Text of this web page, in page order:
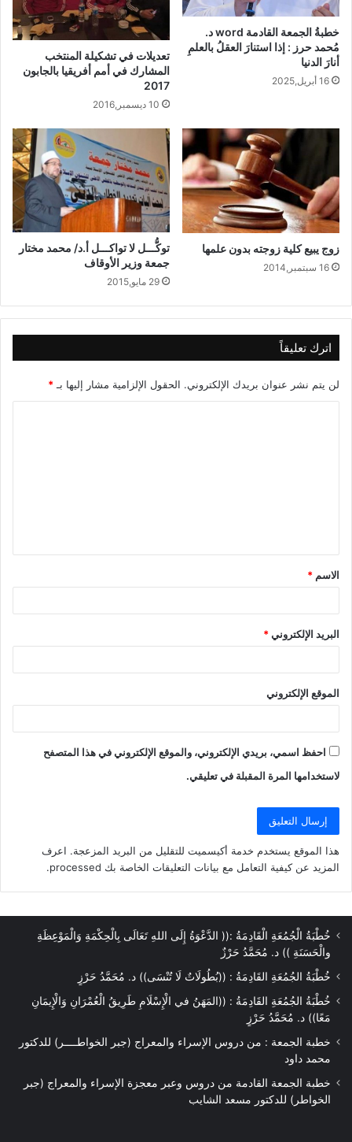
خطبةُ الجمعة القادمة word د.
مُحمد حرز : إذا استنارَ العقلُ بالعلمِ
أنارَ الدنيا
16 أبريل,2025
تعديلات في تشكيلة المنتخب
المشارك في أمم أفريقيا بالجابون
2017
10 ديسمبر,2016
زوج يبيع كلية زوجته بدون علمها
16 سبتمبر,2014
توكُّـــل لا تواكـــل أ.د/ محمد مختار
جمعة وزير الأوقاف
29 مايو,2015
اترك تعليقاً
لن يتم نشر عنوان بريدك الإلكتروني. الحقول الإلزامية مشار إليها بـ *
ق
*
الاسم *
البريد الإلكتروني*
الموقع الإلكتروني
احفظ اسمي، بريدي الإلكتروني، والموقع الإلكتروني في هذا المتصفح
لاستخدامها المرة المقبلة في تعليقي.
هذا الموقع يستخدم خدمة أكيسميت للتقليل من البريد المزعجة. اعرف
المزيد عن كيفية التعامل مع بيانات التعليقات الخاصة بك processed
.
خُطْبَةُ الْجُمُعَةِ الْقَادِمَةُ :(( الدَّعْوَةُ إِلَى اللهِ تَعَالَى بِالْحِكْمَةِ وَالْمَوْعِظَةِ
والْحَسَنَةِ )) د. مُحَمَّدُ حَرْزٌ
خُطْبَةُ الجُمُعَةِ القَادِمَةُ : ((بُطُولَاتٌ لَا تُنْسَى)) د. مُحَمَّدُ حَرْزٍ
خُطْبَةُ الجُمُعَةِ القَادِمَةُ : ((المَهَنُ في الْإِسْلَامِ طَرِيقُ الْعُمْرَانِ وَالْإِيمَانِ
مَعًا)) د. مُحَمَّدُ حَرْزٍ
خطبة الجمعة : من دروس الإسراء والمعراج (جبر الخواطــــر) للدكتور
محمد داود
خطبة الجمعة القادمة من دروس وعبر معجزة الإسراء والمعراج (جبر
الخواطر) للدكتور مسعد الشايب